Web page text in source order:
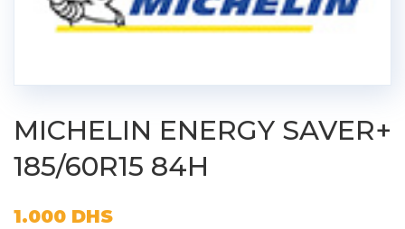
MICHELIN ENERGY SAVER+
185/60R15 84H
1.000 DHS